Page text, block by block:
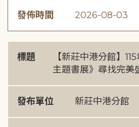
發佈時間 2026-08-03
標題
【新莊中港分館】
主題書展》尋找完美
發布單位 新莊中港分館